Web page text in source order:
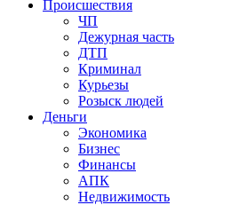
Происшествия
ЧП
Дежурная часть
ДТП
Криминал
Курьезы
Розыск людей
Деньги
Экономика
Бизнес
Финансы
АПК
Недвижимость